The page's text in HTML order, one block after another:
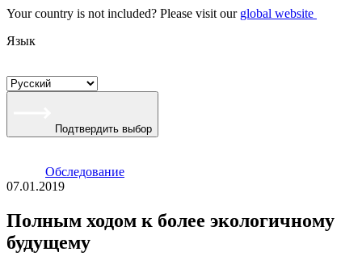
Your country is not included? Please visit our global website
Язык
Подтвердить выбор
Oбследование
07.01.2019
Полным ходом к более экологичному
будущему